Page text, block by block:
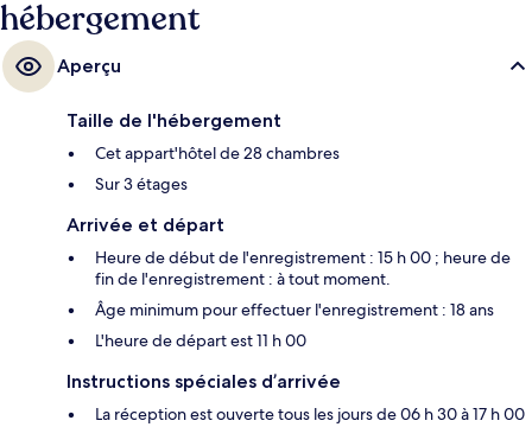
hébergement
Aperçu
Taille de l'hébergement
Cet appart'hôtel de 28 chambres
Sur 3 étages
Arrivée et départ
Heure de début de l'enregistrement : 15 h 00 ; heure de
fin de l'enregistrement : à tout moment.
Âge minimum pour effectuer l'enregistrement : 18 ans
L'heure de départ est 11 h 00
Instructions spéciales d’arrivée
La réception est ouverte tous les jours de 06 h 30 à 17 h 00